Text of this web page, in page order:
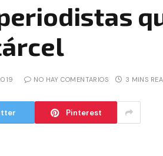
NO HAY COMENTARIOS 3 MINS
Pinterest